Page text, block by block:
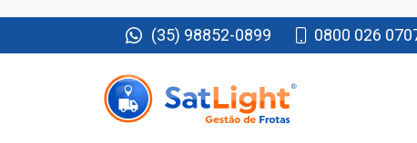
(35) 98852-0899 0800 026